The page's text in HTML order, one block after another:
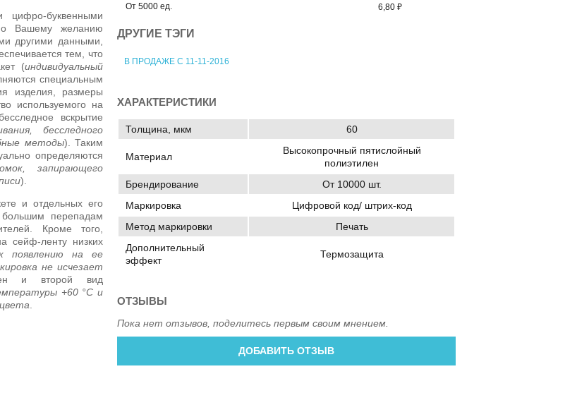
От 5000 ед.
6,80 ₽
ДРУГИЕ ТЭГИ
В ПРОДАЖЕ С 11-11-2016
цифро-буквенными
Вашему желанию
другими данными,
тем, что
(индивидуальный
специальным
изделия, размеры
используемого на
вскрытие
бесследного
методы). Таким
определяются
запирающего
).
и отдельных его
перепадам
Кроме того,
сейф-ленту низких
появлению на ее
не исчезает
и второй вид
+60 °C и
ХАРАКТЕРИСТИКИ
Толщина, мкм 60
Материал
Высокопрочный пятислойный
полиэтилен
Брендирование
От 10000 шт.
Маркировка
Цифровой код/ штрих-код
Метод маркировки
Печать
Дополнительный
эффект
Термозащита
ОТЗЫВЫ
Пока нет отзывов, поделитесь первым своим мнением.
ДОБАВИТЬ ОТЗЫВ